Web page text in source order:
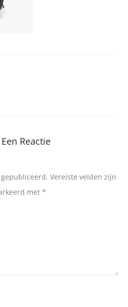
Reactie
Vereiste velden zijn
met *